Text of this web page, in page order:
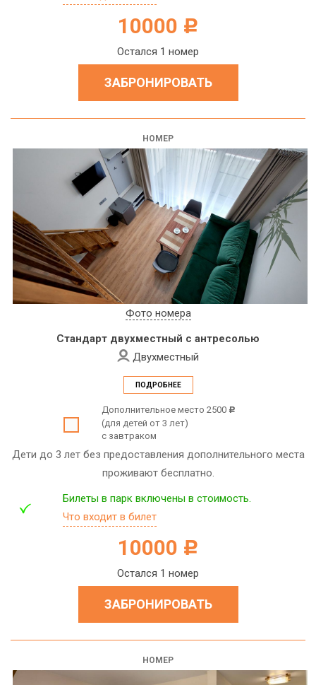
10000 c
Остался 1 номер
ЗАБРОНИРОВАТЬ
НОМЕР
Фото номера
Стандарт двухместный с антресолью
Двухместный
ПОДРОБНЕЕ
Дополнительное место 2500 c
(для детей от 3 лет)
с завтраком
Дети до 3 лет без предоставления дополнительного места
проживают бесплатно.
Билеты в парк включены в стоимость.
Что входит в билет
10000 c
Остался 1 номер
ЗАБРОНИРОВАТЬ
НОМЕР